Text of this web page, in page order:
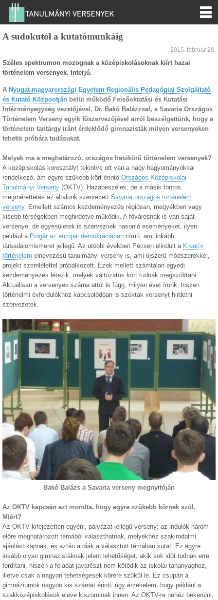
A sudokutól a kutatómunkáig
2015. február 28.
Széles spektrumon mozognak a középiskolásoknak kiírt hazai
történelem versenyek. Interjú.
A Nyugat-magyarországi Egyetem Regionális Pedagógiai Szolgáltató
és Kutató Központján belül működő Felsőoktatási és Kutatási
Intézményegység vezetőjével, Dr. Bakó Balázzsal, a Savaria Országos
Történelem Verseny egyik főszervezőjével arról beszélgettünk, hogy a
történelem tantárgy iránt érdeklődő gimnazisták milyen versenyeken
tehetik próbára tudásukat.
Melyek ma a meghatározó, országos hatókörű történelem versenyek?
A középiskolás korosztályt tekintve ott van a nagy hagyományokkal
rendelkező, ám egyre szűkebb kört érintő Országos Középiskolai
Tanulmányi Verseny (OKTV). Hazabeszélek, de a másik fontos
megmérettetés az általunk szervezett Savaria országos történelem
verseny. Emellett számos kezdeményezés régiósan, megyékben vagy
kisebb térségekben meghirdetve működik. A fővárosnak is van saját
versenye, de egyesületek is szerveznek hasonló eseményeket, ilyen
például a Polgár az európai demokráciában című, ami inkább
társadalomismeret jellegű. Az utóbbi években Pécsen elindult a Kreatív
történelem elnevezésű tanulmányi verseny is, ami újszerű módszerekkel,
projekt szemlélettel próbálkozott. Ezek mellett számtalan egyedi
kezdeményezés létezik, melyek változatos kört tudnak megszólítani.
Aktuálisan a versenyek száma attól is függ, milyen évet írunk, hiszen
történelmi évfordulókhoz kapcsolódóan is szoktak versenyt hirdetni
szervezetek.
Bakó Balázs a Savaria verseny megnyitóján
Az OKTV kapcsán azt mondta, hogy egyre szűkebb körnek szól.
Miért?
Az OKTV kifejezetten egyéni, pályázat jellegű verseny: az indulók három
előre meghatározott témából választhatnak, melyekhez szakirodalmi
ajánlást kapnak, és aztán a diák a választott témában kutat. Ez egyre
inkább olyan gimnazistáknak jelent lehetőséget, akik sok időt tudnak erre
fordítani, hiszen a feladat javarészt nem kötődik az iskolai tananyaghoz,
illetve csak a nagyon tehetségesek körére szűkül le. Ez csupán a
gimnáziumok nagyon kis számát érinti, úgy érzékelem, hogy például a
szakközépiskolások eleve kiszorulnak innen. Az OKTV-re nehéz bekerülni,